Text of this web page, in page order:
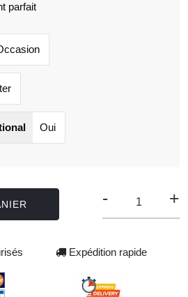
parfait
Oui
- +
Expédition rapide